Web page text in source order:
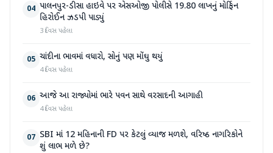
04 પાલનપુર-ડીસા હાઇવે પર એસઓજી પોલીસે 19.80 લાખનું મોર્ફિન
હિરોઈન ઝડપી પાડ્યું
3 દિવસ પહેલા
05 ચાંદીના ભાવમાં વધારો, સોનું પણ મોંઘુ થયું
4 દિવસ પહેલા
06 આજે આ રાજ્યોમાં ભારે પવન સાથે વરસાદની આગાહી
4 દિવસ પહેલા
07 SBI માં 12 મહિનાની FD પર કેટલું વ્યાજ મળશે, વરિષ્ઠ નાગરિકોને
શું લાભ મળે છે?